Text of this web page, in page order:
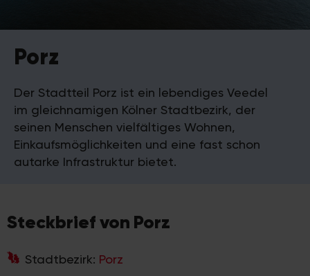
Porz
Der Stadtteil Porz ist ein lebendiges Veedel
im gleichnamigen Kölner Stadtbezirk, der
seinen Menschen vielfältiges Wohnen,
Einkaufsmöglichkeiten und eine fast schon
autarke Infrastruktur bietet.
Steckbrief von Porz
Stadtbezirk: Porz